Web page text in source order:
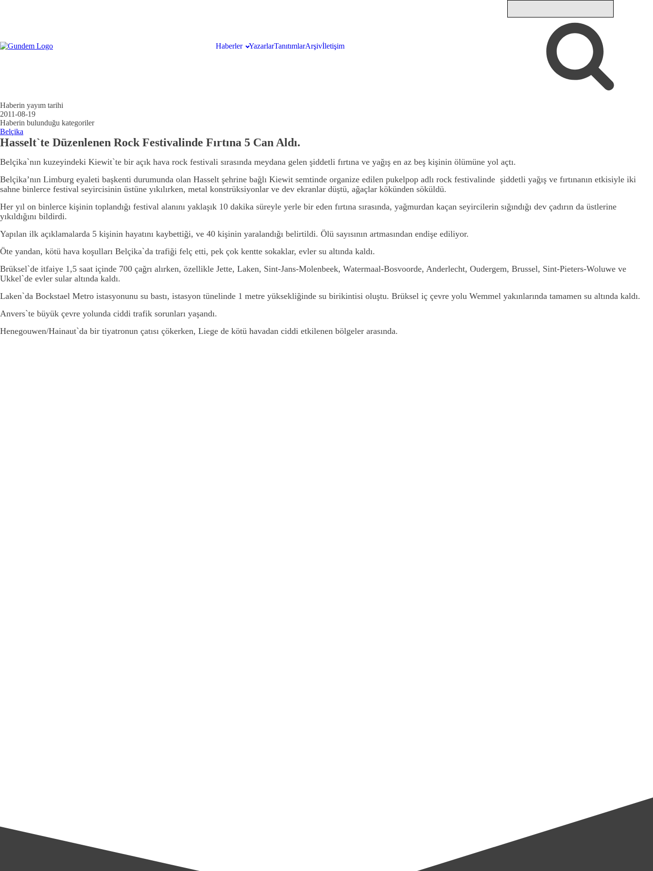
Haberler YazarlarTanıtımlarArşivİletişim
Haberin yayım tarihi
2011-08-19
Haberin bulunduğu kategoriler
Belçika
Hasselt`te Düzenlenen Rock Festivalinde Fırtına 5 Can Aldı.
Belçika`nın kuzeyindeki Kiewit`te bir açık hava rock festivali sırasında meydana gelen şiddetli fırtına ve yağış en az beş kişinin ölümüne yol açtı.
Belçika’nın Limburg eyaleti başkenti durumunda olan Hasselt şehrine bağlı Kiewit semtinde organize edilen pukelpop adlı rock festivalinde şiddetli yağış ve fırtınanın etkisiyle iki
sahne binlerce festival seyircisinin üstüne yıkılırken, metal konstrüksiyonlar ve dev ekranlar düştü, ağaçlar kökünden söküldü.
Her yıl on binlerce kişinin toplandığı festival alanını yaklaşık 10 dakika süreyle yerle bir eden fırtına sırasında, yağmurdan kaçan seyircilerin sığındığı dev çadırın da üstlerine
yıkıldığını bildirdi.
Yapılan ilk açıklamalarda 5 kişinin hayatını kaybettiği, ve 40 kişinin yaralandığı belirtildi. Ölü sayısının artmasından endişe ediliyor.
Öte yandan, kötü hava koşulları Belçika`da trafiği felç etti, pek çok kentte sokaklar, evler su altında kaldı.
Brüksel`de itfaiye 1,5 saat içinde 700 çağrı alırken, özellikle Jette, Laken, Sint-Jans-Molenbeek, Watermaal-Bosvoorde, Anderlecht, Oudergem, Brussel, Sint-Pieters-Woluwe ve
Ukkel`de evler sular altında kaldı.
Laken`da Bockstael Metro istasyonunu su bastı, istasyon tünelinde 1 metre yüksekliğinde su birikintisi oluştu. Brüksel iç çevre yolu Wemmel yakınlarında tamamen su altında kaldı.
Anvers`te büyük çevre yolunda ciddi trafik sorunları yaşandı.
Henegouwen/Hainaut`da bir tiyatronun çatısı çökerken, Liege de kötü havadan ciddi etkilenen bölgeler arasında.